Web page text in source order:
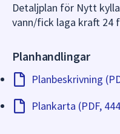
Detaljplan för Nytt
vann/fick laga kraft 24
Planhandlingar
Planbeskrivning
Plankarta (PDF,